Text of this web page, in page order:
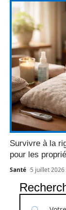
Survivre à la
pour les
Santé 5 juillet 2026